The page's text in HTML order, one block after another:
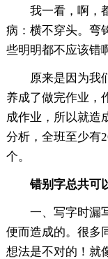
我一看，啊，
病：横不穿头。弯
些明明都不应该错
原来是因为我
养成了做完作业，
成作业，所以就造
分析，全班至少有
个。
错别字总共可
一、写字时漏
便而造成的。很多
想法是不对的！就